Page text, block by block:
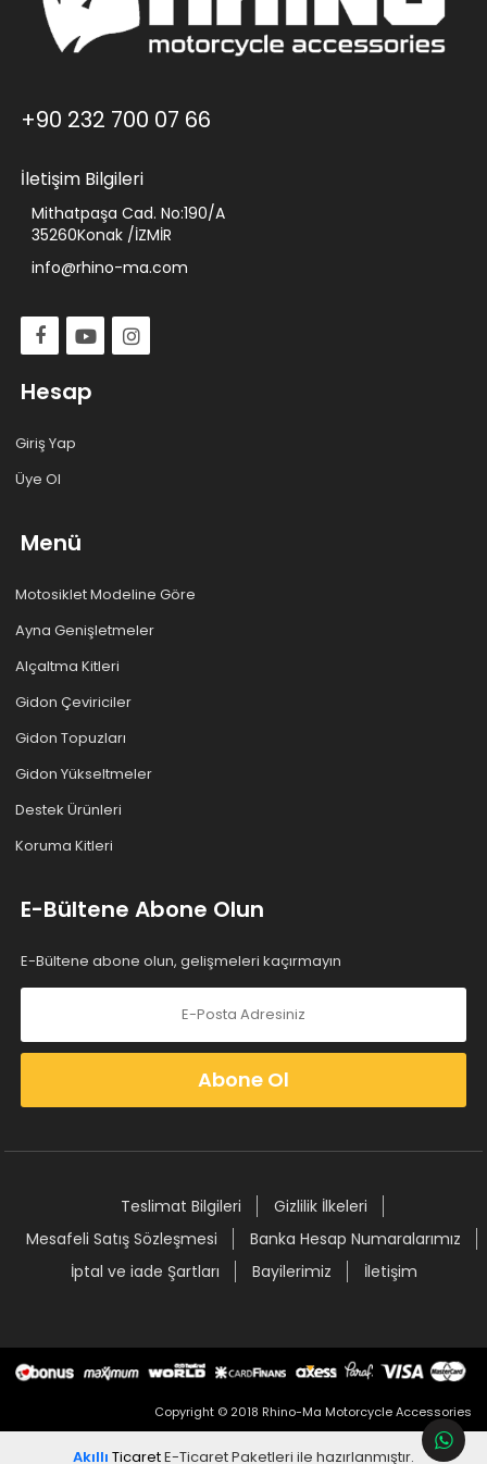
+90 232 700 07 66
İletişim Bilgileri
Mithatpaşa Cad. No:190/A
35260Konak /İZMİR
info@rhino-ma.com
Hesap
Giriş Yap
Üye Ol
Menü
Motosiklet Modeline Göre
Ayna Genişletmeler
Alçaltma Kitleri
Gidon Çeviriciler
Gidon Topuzları
Gidon Yükseltmeler
Destek Ürünleri
Koruma Kitleri
E-Bültene Abone Olun
E-Bültene abone olun, gelişmeleri kaçırmayın
Abone Ol
Teslimat Bilgileri
Gizlilik İlkeleri
Mesafeli Satış Sözleşmesi
Banka Hesap Numaralarımız
İptal ve iade Şartları
Bayilerimiz İletişim
Copyright © 2018 Rhino-Ma Motorcycle Accessories
Akıllı TicaretE-Ticaret Paketleri ile hazırlanmıştır.